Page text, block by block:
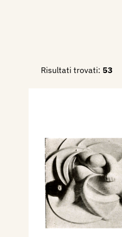
Risultati trovati: 53